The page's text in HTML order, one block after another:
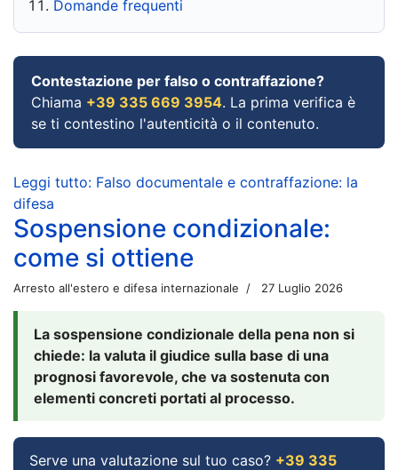
Domande frequenti
Contestazione per falso o contraffazione?
Chiama +39 335 669 3954. La prima verifica è
se ti contestino l'autenticità o il contenuto.
Leggi tutto: Falso documentale e contraffazione: la
difesa
Sospensione condizionale:
come si ottiene
Arresto all'estero e difesa internazionale 27 Luglio 2026
La sospensione condizionale della pena non si
chiede: la valuta il giudice sulla base di una
prognosi favorevole, che va sostenuta con
elementi concreti portati al processo.
Serve una valutazione sul tuo caso? +39 335